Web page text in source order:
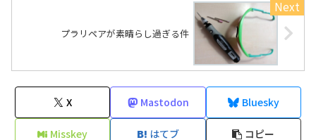
プラリペアが素晴らし過ぎる件
X Mastodon Bluesky
Misskey はてブ コピー